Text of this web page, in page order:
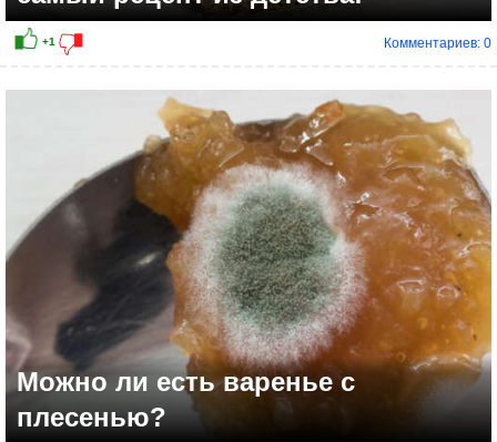
Комментариев: 0
Можно ли есть варенье с
плесенью?